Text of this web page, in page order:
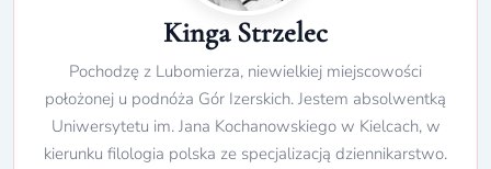
Kinga Strzelec
Pochodzę z Lubomierza, niewielkiej miejscowości
położonej u podnóża Gór Izerskich. Jestem absolwentką
Uniwersytetu im. Jana Kochanowskiego w Kielcach, w
kierunku filologia polska ze specjalizacją dziennikarstwo.